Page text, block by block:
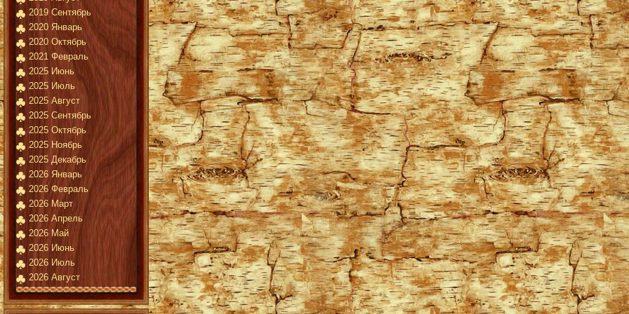
2019 Сентябрь
2020 Январь
2020 Октябрь
2021 Февраль
2025 Июнь
2025 Июль
2025 Август
2025 Сентябрь
2025 Октябрь
2025 Ноябрь
2025 Декабрь
2026 Январь
2026 Февраль
2026 Март
2026 Апрель
2026 Май
2026 Июнь
2026 Июль
2026 Август